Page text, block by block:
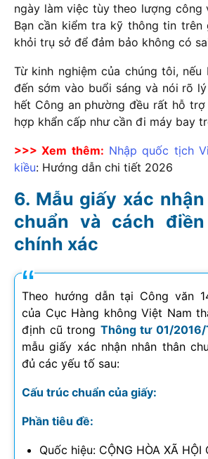
ngày làm việc tùy theo lượng công
Bạn cần kiểm tra kỹ thông tin
khỏi trụ sở để đảm bảo không có
Từ kinh nghiệm của chúng tôi, nếu
đến sớm vào buổi sáng và nói rõ
hết Công an phường đều rất hỗ
hợp khẩn cấp như cần đi máy bay
>>> Xem thêm: Nhập quốc tịch
kiều: Hướng dẫn chi tiết 2026
Mẫu giấy xác
chuẩn và cách
chính xác
Theo hướng dẫn tại Công văn
của Cục Hàng không Việt Nam
định cũ trong Thông tư 01/
mẫu giấy xác nhận nhân thân
đủ các yếu tố sau:
Cấu trúc chuẩn của giấy:
Phần tiêu đề:
Quốc hiệu: CỘNG HÒA XÃ HỘI